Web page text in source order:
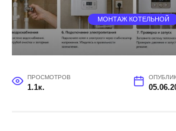
МОНТАЖ КОТЕЛЬНОЙ
ПРОСМОТРОВ
1.1к.